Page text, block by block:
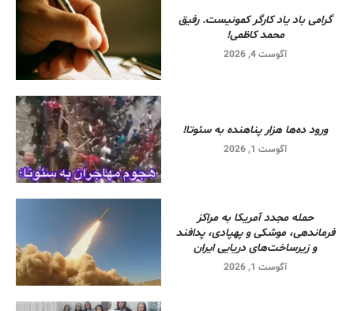
گرامی باد یاد کارگر کمونیست. رفیق
محمد کاظمی!
آگوست 4, 2026
ورود ده‌ها هزار پناهنده به سئوتا!
آگوست 1, 2026
حمله مجدد آمریکا به مراکز
فرماندهی، موشکی و پهپادی، پدافند
و زیرساخت‌های دریایی ایران
آگوست 1, 2026